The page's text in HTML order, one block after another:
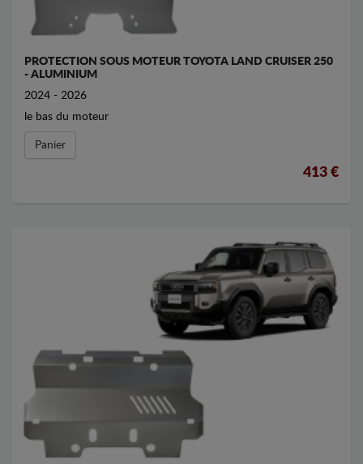
PROTECTION SOUS MOTEUR TOYOTA LAND CRUISER 250
- ALUMINIUM
2024 - 2026
le bas du moteur
Panier
413 €